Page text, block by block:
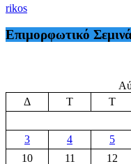
rikos
Επιμορφωτικό
Δ
Τ Τ
3
4 5
10
11 12